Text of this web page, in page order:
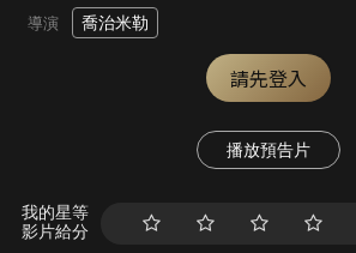
導演 喬治米勒
請先登入
播放預告片
我的星等
影片給分